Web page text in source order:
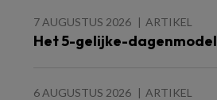
7 AUGUSTUS 2026 ARTIKEL
Het 5-gelijke-dagenmodel
6 AUGUSTUS 2026 ARTIKEL